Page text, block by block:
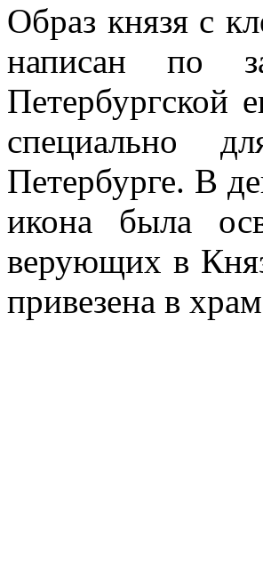
Образ князя с
написан по
Петербургской
специально
Петербурге. В
икона была
верующих в
привезена в